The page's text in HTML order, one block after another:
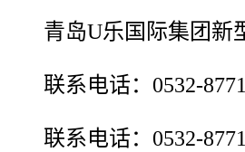
青岛U乐国际集团新
联系电话：0532-
联系电话：0532-